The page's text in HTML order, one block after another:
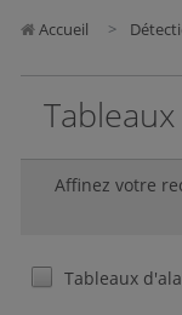
Accueil
Affinez votre
Tableaux